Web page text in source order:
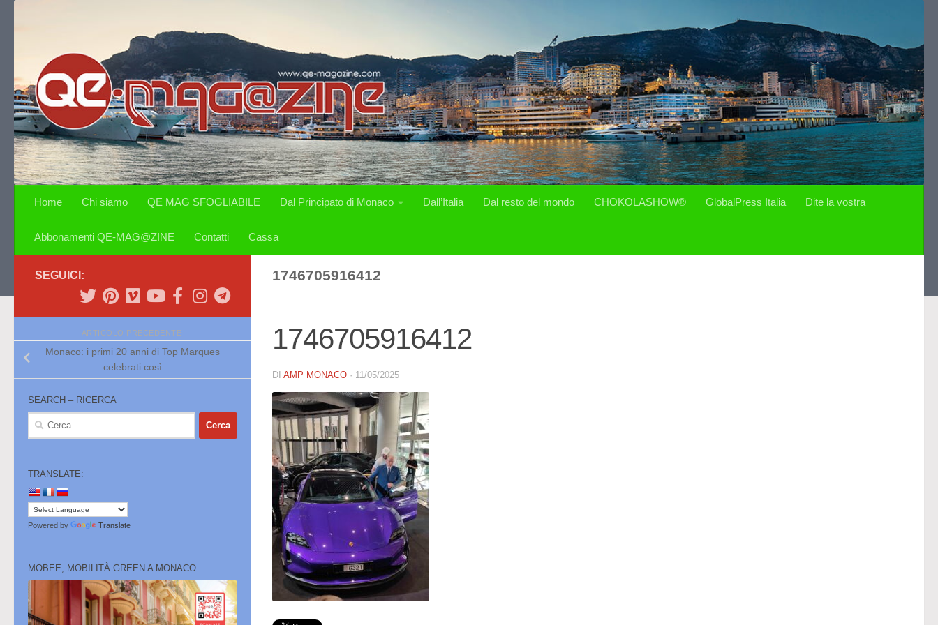
Home Chi siamo QE MAG SFOGLIABILE Dal Principato di Monaco Dall’Italia Dal resto del mondo CHOKOLASHOW® GlobalPress Italia Dite la vostra
Abbonamenti QE-MAG@ZINE Contatti Cassa
1746705916412
1746705916412
DI AMP MONACO · 11/05/2025
SEGUICI:
ARTICOLO PRECEDENTE
Monaco: i primi 20 anni di Top Marques
celebrati così
SEARCH – RICERCA
Ricerca
TRANSLATE:
Powered by Translate
MOBEE, MOBILITÀ GREEN A MONACO